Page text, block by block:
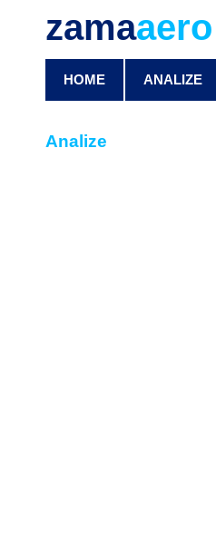
zamaaero
HOME ANALIZE
Analize